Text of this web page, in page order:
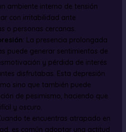
ambiente interno de tensión
con irritabilidad ante
o personas cercanas.
: La presencia prolongada
puede generar sentimientos de
y pérdida de interés
disfrutabas. Esta depresión
sino que también puede
de pesimismo, haciendo que
y oscuro.
te encuentras atrapado en
es común adoptar una actitud